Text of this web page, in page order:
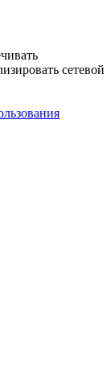
сетевой